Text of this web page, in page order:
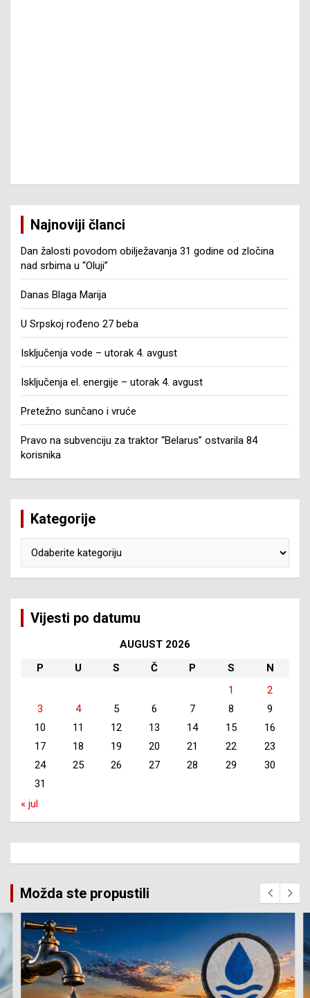
Najnoviji članci
Dan žalosti povodom obilježavanja 31 godine od zločina
nad srbima u “Oluji”
Danas Blaga Marija
U Srpskoj rođeno 27 beba
Isključenja vode – utorak 4. avgust
Isključenja el. energije – utorak 4. avgust
Pretežno sunčano i vruće
Pravo na subvenciju za traktor “Belarus” ostvarila 84
korisnika
Kategorije
Vijesti po datumu
AUGUST 2026
P
U S Č P S
N
1
2
3
4 5 6 7 8
9
10
11 12 13 14 15
16
17
18 19 20 21 22
23
24
25 26 27 28 29
30
31
« jul
Možda ste propustili